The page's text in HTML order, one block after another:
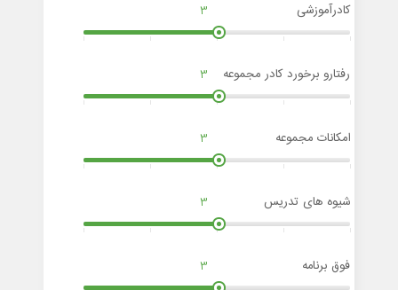
کادرآموزشی 3
رفتارو برخورد کادر مجموعه 3
امکانات مجموعه 3
شیوه های تدریس 3
فوق برنامه 3